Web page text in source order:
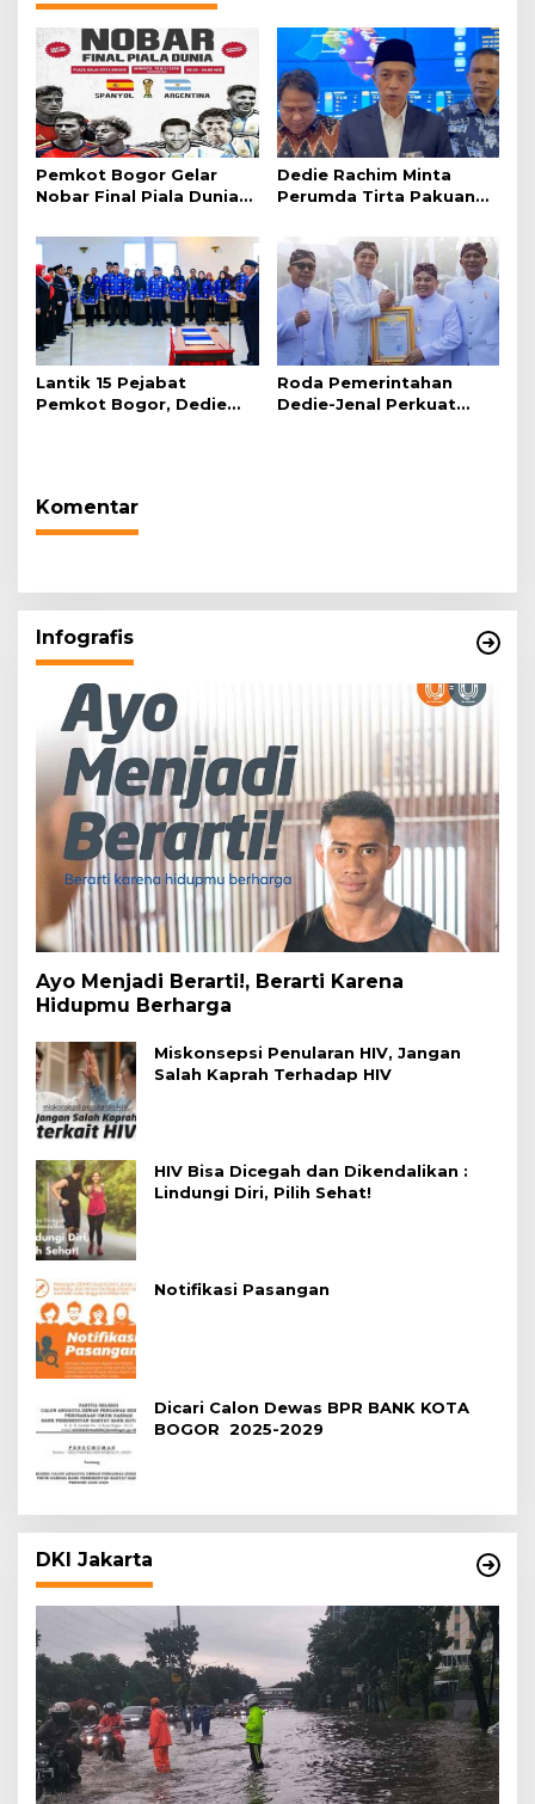
Pemkot Bogor Gelar
Nobar Final Piala Dunia
Dedie Rachim Minta
Perumda Tirta Pakuan
Warga Terdampak
Kekeringan
Lantik 15 Pejabat
Pemkot Bogor, Dedie
Roda Pemerintahan
Dedie-Jenal Perkuat
Komentar
Infografis
Ayo Menjadi Berarti!, Berarti Karena
Hidupmu Berharga
Miskonsepsi Penularan HIV, Jangan
Salah Kaprah Terhadap HIV
HIV Bisa Dicegah dan Dikendalikan :
Lindungi Diri, Pilih Sehat!
Notifikasi Pasangan
Dicari Calon Dewas BPR BANK KOTA
BOGOR 2025-2029
DKI Jakarta